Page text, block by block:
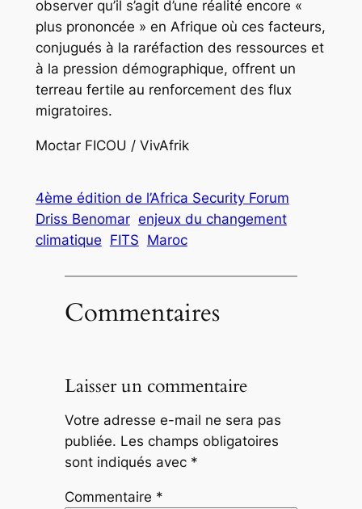
observer qu’il s’agit d’une réalité encore «
plus prononcée » en Afrique où ces facteurs,
conjugués à la raréfaction des ressources et
à la pression démographique, offrent un
terreau fertile au renforcement des flux
migratoires.
Moctar FICOU / VivAfrik
4ème édition de l’Africa Security Forum
Driss Benomar enjeux du changement
climatique FITS Maroc
Commentaires
Laisser un commentaire
Votre adresse e-mail ne sera pas
publiée. Les champs obligatoires
sont indiqués avec *
Commentaire *